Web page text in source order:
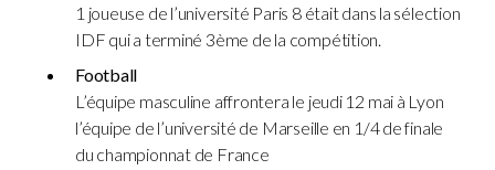
1 joueuse de l’université Paris 8 était dans la sélection
IDF qui a terminé 3ème de la compétition
Football
L’équipe masculine affrontera le jeudi 12 mai à Lyon
l’équipe de l’université de Marseille en 1/4 de finale
du championnat de France